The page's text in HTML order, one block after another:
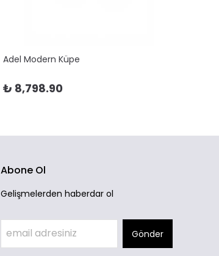
Adel Modern Küpe
₺ 8,798.90
Abone Ol
Gelişmelerden haberdar ol
Gönder